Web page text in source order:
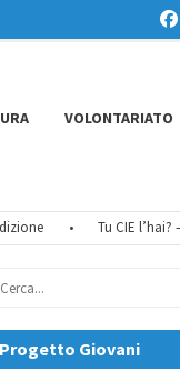
VOLONTARIATO
Tu CIE l’hai? –
Progetto Giovani